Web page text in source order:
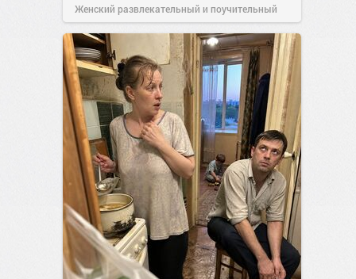
Женский развлекательный и поучительный
сайт.23:4006 авг 2026